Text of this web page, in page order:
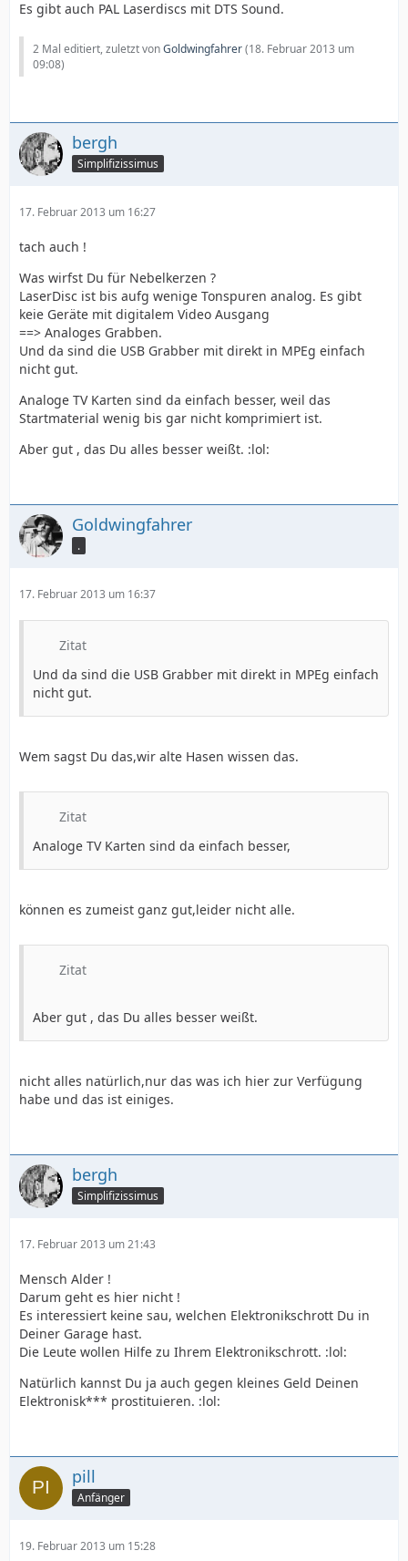
Es gibt auch PAL Laserdiscs mit DTS Sound.
2 Mal editiert, zuletzt vonGoldwingfahrer(18. Februar 2013 um
09:08)
bergh
Simplifizissimus
17. Februar 2013 um 16:27
tach auch !
Was wirfst Du für Nebelkerzen ?
LaserDisc ist bis aufg wenige Tonspuren analog. Es gibt
keie Geräte mit digitalem Video Ausgang
==> Analoges Grabben.
Und da sind die USB Grabber mit direkt in MPEg einfach
nicht gut.
Analoge TV Karten sind da einfach besser, weil das
Startmaterial wenig bis gar nicht komprimiert ist.
Aber gut , das Du alles besser weißt. :lol:
Goldwingfahrer
.
17. Februar 2013 um 16:37
Zitat
Und da sind die USB Grabber mit direkt in MPEg einfach
nicht gut.
Wem sagst Du das,wir alte Hasen wissen das.
Zitat
Analoge TV Karten sind da einfach besser,
können es zumeist ganz gut,leider nicht alle.
Zitat
Aber gut , das Du alles besser weißt.
nicht alles natürlich,nur das was ich hier zur Verfügung
habe und das ist einiges.
bergh
Simplifizissimus
17. Februar 2013 um 21:43
Mensch Alder !
Darum geht es hier nicht !
Es interessiert keine sau, welchen Elektronikschrott Du in
Deiner Garage hast.
Die Leute wollen Hilfe zu Ihrem Elektronikschrott. :lol:
Natürlich kannst Du ja auch gegen kleines Geld Deinen
Elektronisk*** prostituieren. :lol:
pill
Anfänger
19. Februar 2013 um 15:28